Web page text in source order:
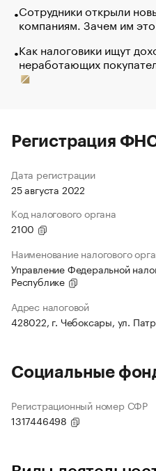
Сотрудники открыли
компаниям. Зачем им это
Как налоговики ищут
неработающих
Регистрация
Дата регистрации
25 августа 2022
Код налогового органа
2100
Наименование налогового
Управление Федеральной
Республике
Адрес налоговой
428022, г. Чебоксары, ул.
Социальные
Регистрационный номер СФР
1317446498